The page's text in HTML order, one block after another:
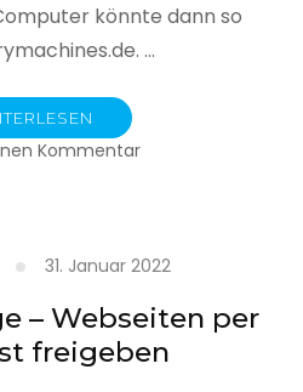
könnte dann so
…
Kommentarzu
(UPN)
im
Active
Directory
31. Januar 2022
– Webseiten per
freigeben